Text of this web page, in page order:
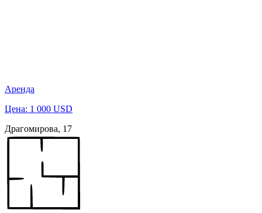
Аренда
Цена: 1 000 USD
Драгомирова, 17